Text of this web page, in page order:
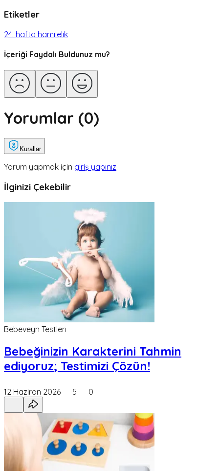
Etiketler
24. hafta hamilelik
İçeriği Faydalı Buldunuz mu?
Yorumlar (0)
Kurallar
Yorum yapmak için giriş yapınız
İlginizi Çekebilir
Bebeveyn Testleri
Bebeğinizin Karakterini Tahmin
ediyoruz; Testimizi Çözün!
12 Haziran 2026 5 0